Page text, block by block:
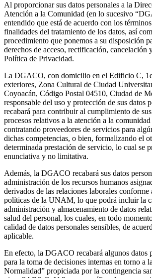
Al proporcionar sus datos personales a la
Atención a la Comunidad (en lo sucesivo
entendido que está de acuerdo con los
finalidades del tratamiento de los datos, así
procedimiento que ponemos a su disposición
derechos de acceso, rectificación, cancelación
Política de Privacidad.
La DGACO, con domicilio en el Edificio C,
exteriores, Zona Cultural de Ciudad
Coyoacán, Código Postal 04510, Ciudad de
responsable del uso y protección de sus datos
recabará para contribuir al cumplimiento de
procesos relativos a la atención a la
contratando proveedores de servicios para
dichas competencias, o bien, formalizando el
determinada prestación de servicio, lo cual se
enunciativa y no limitativa.
Además, la DGACO recabará sus datos
administración de los recursos humanos
derivados de las relaciones laborales conforme
políticas de la UNAM, lo que podrá incluir la
administración y almacenamiento de datos
salud del personal, los cuales, en todo
calidad de datos personales sensibles, de
aplicable.
En efecto, la DGACO recabará algunos datos
para la toma de decisiones internas en torno a
Normalidad” propiciada por la contingencia